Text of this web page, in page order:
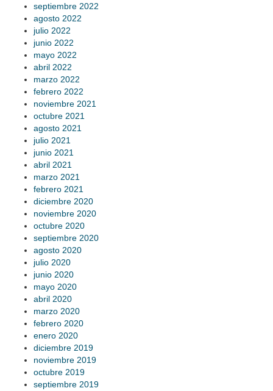
septiembre 2022
agosto 2022
julio 2022
junio 2022
mayo 2022
abril 2022
marzo 2022
febrero 2022
noviembre 2021
octubre 2021
agosto 2021
julio 2021
junio 2021
abril 2021
marzo 2021
febrero 2021
diciembre 2020
noviembre 2020
octubre 2020
septiembre 2020
agosto 2020
julio 2020
junio 2020
mayo 2020
abril 2020
marzo 2020
febrero 2020
enero 2020
diciembre 2019
noviembre 2019
octubre 2019
septiembre 2019